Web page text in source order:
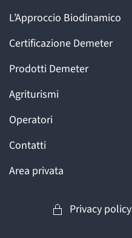
L’Approccio Biodinamico
Certificazione Demeter
Prodotti Demeter
Agriturismi
Operatori
Contatti
Area privata
Privacy policy